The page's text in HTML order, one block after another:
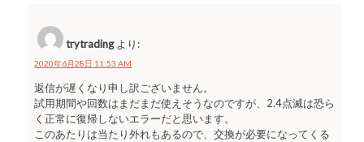
trytrading より:
2020年6月28日 11:53 AM
返信が遅くなり申し訳ございません。
試用期間や回数はまだまだ使えそうなのですが、2.4点滅は恐ら
く正常に復帰しないエラーだと思います。
このあたりは当たり外れもあるので、交換が必要になってくる